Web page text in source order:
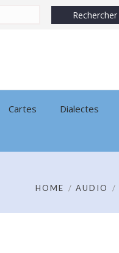
Cartes Dialectes
HOME AUDIO